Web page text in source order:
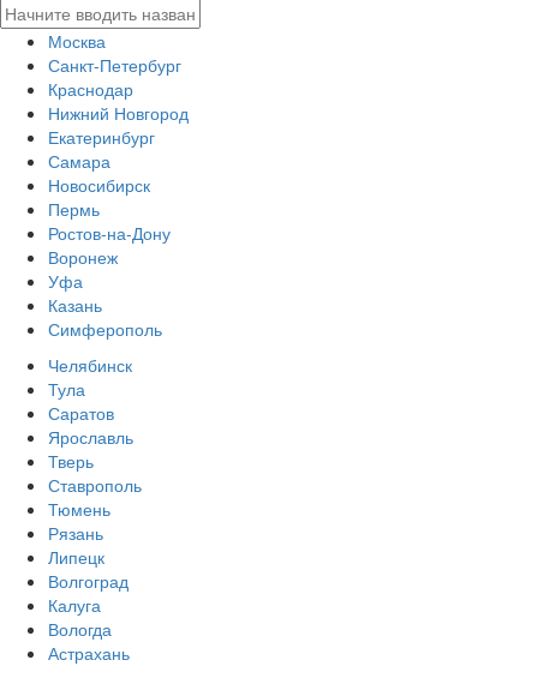
Москва
Санкт-Петербург
Краснодар
Нижний Новгород
Екатеринбург
Самара
Новосибирск
Пермь
Ростов-на-Дону
Воронеж
Уфа
Казань
Симферополь
Челябинск
Тула
Саратов
Ярославль
Тверь
Ставрополь
Тюмень
Рязань
Липецк
Волгоград
Калуга
Вологда
Астрахань